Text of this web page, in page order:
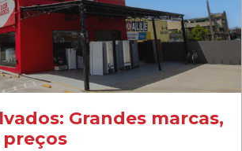
09h00 às 19h00
DE LIQUIDAÇÃO!
Grandes marcas,